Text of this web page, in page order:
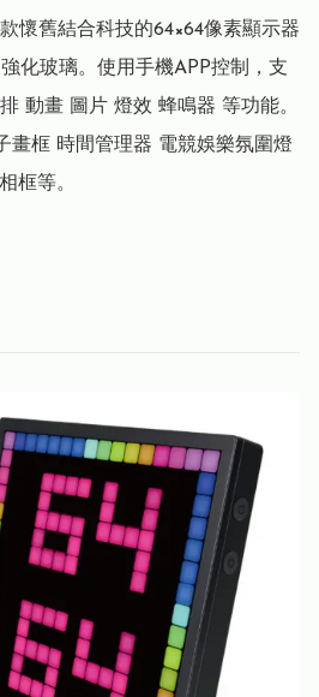
懷舊結合科技的64×64像素顯示器
化玻璃。使用手機APP控制，支
動畫 圖片 燈效 蜂鳴器 等功能。
畫框 時間管理器 電競娛樂氛圍燈
框等。